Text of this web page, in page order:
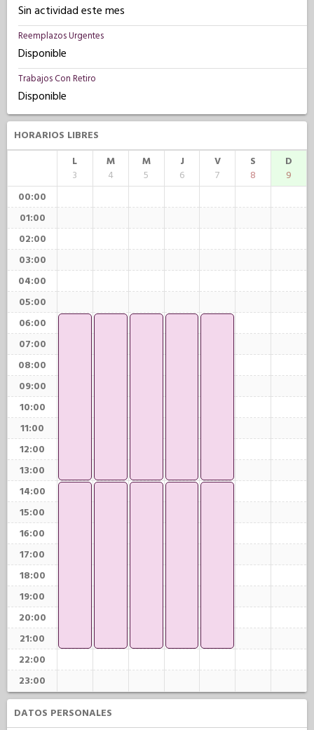
Sin actividad este mes
Reemplazos Urgentes
Disponible
Trabajos Con Retiro
Disponible
HORARIOS LIBRES
L
3
M
4
M
5
J
6
V
7
S
8
D
9
00:00
01:00
02:00
03:00
04:00
05:00
06:00
07:00
08:00
09:00
10:00
11:00
12:00
13:00
14:00
15:00
16:00
17:00
18:00
19:00
20:00
21:00
22:00
23:00
DATOS PERSONALES